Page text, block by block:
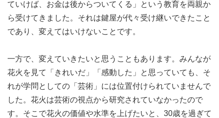
ていけば、お金は後からついてくる」という教育を両親か
ら受けてきました。それは鍵屋が代々受け継いできたこと
であり、変えてはいけないことです。
一方で、変えていきたいと思うこともあります。みんなが
花火を見て「きれいだ」「感動した」と思っていても、そ
れが学問としての「芸術」には位置付けられていませんで
した。花火は芸術の視点から研究されていなかったので
す。そこで花火の価値や水準を上げたいと、30歳を過ぎて